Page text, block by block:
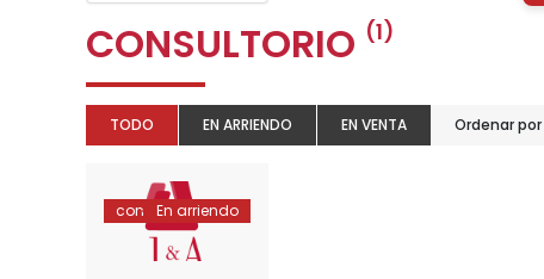
CONSULTORIO (1)
TODO EN ARRIENDO EN VENTA Ordenar por
consultorioEn arriendo